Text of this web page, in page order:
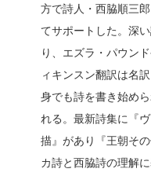
方で詩人・西脇順三
てサポートした。深
り、エズラ・パウン
ィキンスン翻訳は名
身でも詩を書き始め
れる。最新詩集に『
描』があり『王朝そ
カ詩と西脇詩の理解